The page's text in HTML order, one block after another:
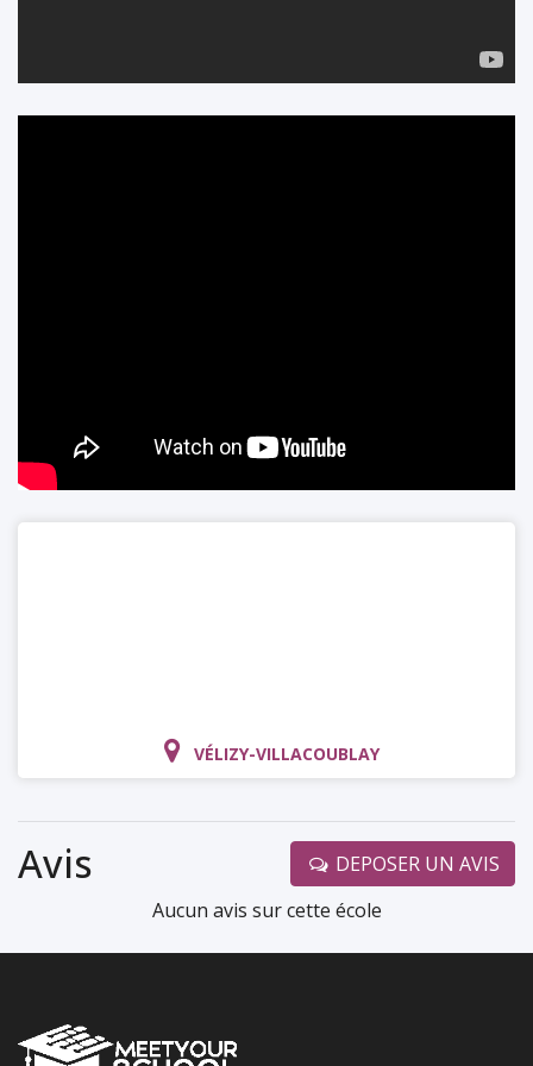
VÉLIZY-VILLACOUBLAY
Avis
DEPOSER UN AVIS
Aucun avis sur cette école